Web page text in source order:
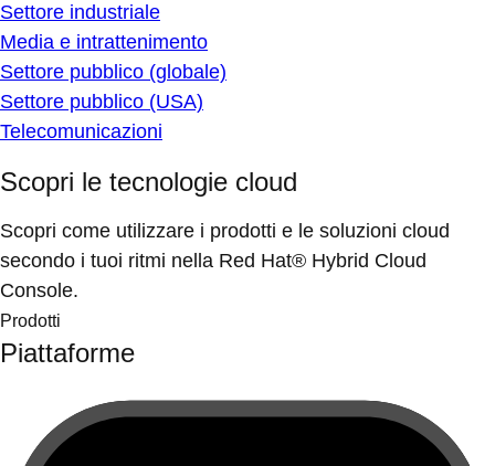
Settore industriale
Media e intrattenimento
Settore pubblico (globale)
Settore pubblico (USA)
Telecomunicazioni
Scopri le tecnologie cloud
Scopri come utilizzare i prodotti e le soluzioni cloud
secondo i tuoi ritmi nella Red Hat® Hybrid Cloud
Console.
Prodotti
Piattaforme